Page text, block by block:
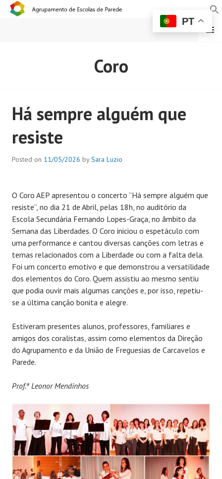
AGRUPAMENTO DE
MENU
Coro
Há sempre alguém que
resiste
Posted on 11/05/2026 bySara Luzio
O Coro AEP apresentou o concerto “Há sempre alguém que
resiste”, no dia 21 de Abril, pelas 18h, no auditório da
Escola Secundária Fernando Lopes-Graça, no âmbito da
Semana das Liberdades. O Coro iniciou o espetáculo com
uma performance e cantou diversas canções com letras e
temas relacionados com a Liberdade ou com a falta dela.
Foi um concerto emotivo e que demonstrou a versatilidade
dos elementos do Coro. Quem assistiu ao mesmo sentiu
que podia ouvir mais algumas canções e, por isso, repetiu-
se a última canção bonita e alegre.
Estiveram presentes alunos, professores, familiares e
amigos dos coralistas, assim como elementos da Direção
do Agrupamento e da União de Freguesias de Carcavelos e
Parede.
Prof.ª Leonor Mendinhos
PT